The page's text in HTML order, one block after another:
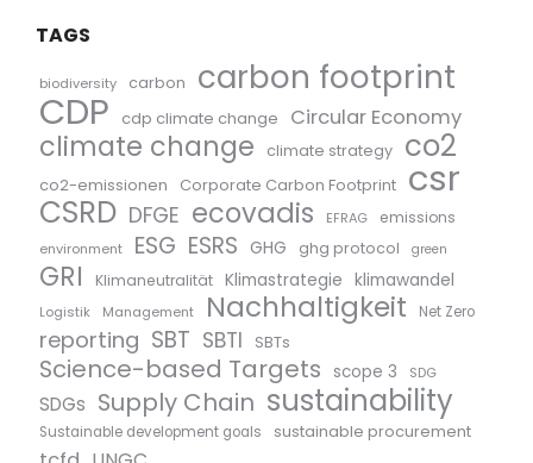
TAGS
biodiversity carbon carbon footprint
CDP cdp climate change Circular Economy
climate change climate strategy co2
co2-emissionen Corporate Carbon Footprint csr
CSRD DFGE ecovadis EFRAG emissions
environment ESG ESRS GHG ghg protocol green
GRI Klimaneutralität Klimastrategie klimawandel
Logistik Management Nachhaltigkeit Net Zero
reporting SBT SBTI SBTs
Science-based Targets scope 3 SDG
SDGs Supply Chain sustainability
Sustainable development goals sustainable procurement